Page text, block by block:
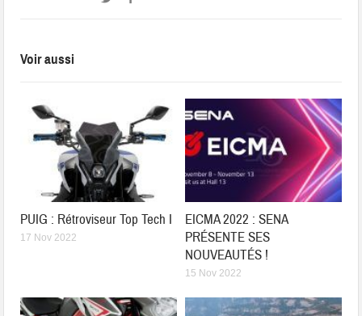
Voir aussi
PUIG : Rétroviseur Top Tech I
17 Nov 2022
EICMA 2022 : SENA
PRÉSENTE SES
NOUVEAUTÉS !
15 Nov 2022